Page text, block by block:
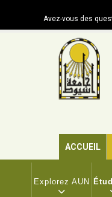
Avez-vous des
ACCUEIL
NAVIGATION
Explorez AUN